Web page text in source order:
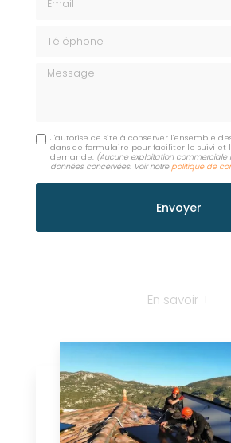
Message
J'autorise ce site à conserver l'ensemble
dans ce formulaire pour faciliter le suivi
demande. (Aucune exploitation commerciale
données concervées. Voir notrepolitique de
En savoir +